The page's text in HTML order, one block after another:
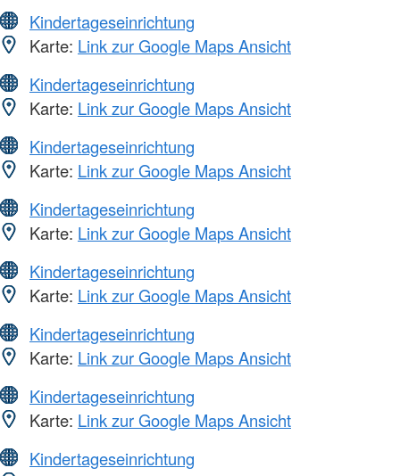
Kindertageseinrichtung
Karte: Link zur Google Maps Ansicht
Kindertageseinrichtung
Karte: Link zur Google Maps Ansicht
Kindertageseinrichtung
Karte: Link zur Google Maps Ansicht
Kindertageseinrichtung
Karte: Link zur Google Maps Ansicht
Kindertageseinrichtung
Karte: Link zur Google Maps Ansicht
Kindertageseinrichtung
Karte: Link zur Google Maps Ansicht
Kindertageseinrichtung
Karte: Link zur Google Maps Ansicht
Kindertageseinrichtung